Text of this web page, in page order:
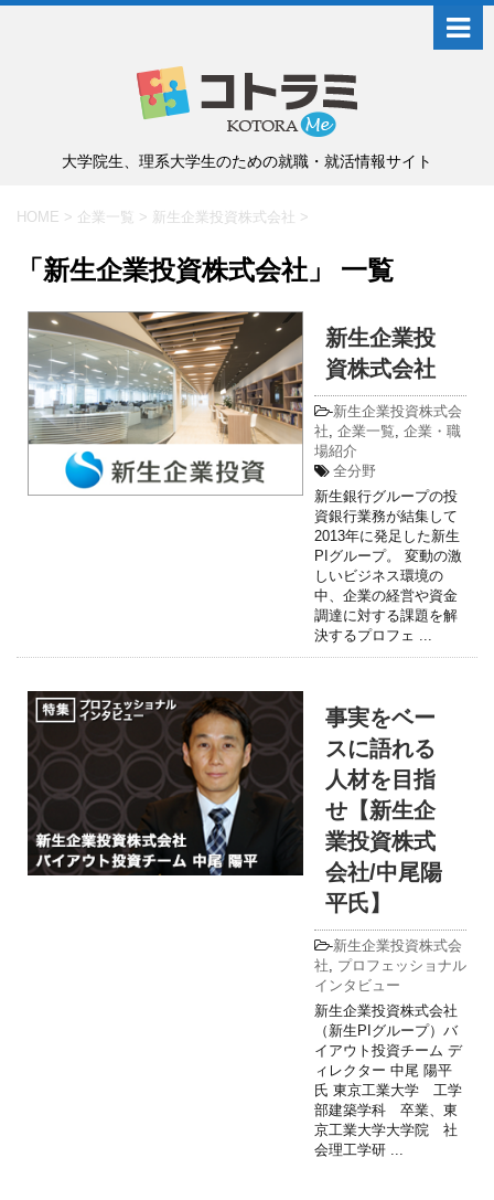
大学院生、理系大学生のための就職・就活情報サイト
HOME > 企業一覧 > 新生企業投資株式会社 >
「新生企業投資株式会社」 一覧
新生企業投
資株式会社
-新生企業投資株式会
社, 企業一覧, 企業・職
場紹介
全分野
新生銀行グループの投
資銀行業務が結集して
2013年に発足した新生
PIグループ。 変動の激
しいビジネス環境の
中、企業の経営や資金
調達に対する課題を解
決するプロフェ ...
事実をベー
スに語れる
人材を目指
せ【新生企
業投資株式
会社/中尾陽
平氏】
-新生企業投資株式会
社, プロフェッショナル
インタビュー
新生企業投資株式会社
（新生PIグループ）バ
イアウト投資チーム デ
ィレクター 中尾 陽平
氏 東京工業大学 工学
部建築学科 卒業、東
京工業大学大学院 社
会理工学研 ...